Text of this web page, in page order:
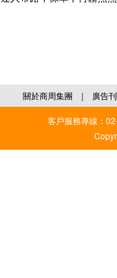
關於商周集團 ｜ 廣告
客戶服務專線：